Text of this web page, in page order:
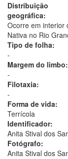
Distribuição
geográfica:
Ocorre em interior
Nativa no Rio
Tipo de folha:
-
Margem do limbo:
-
Filotaxia:
-
Forma de vida:
Terrícola
Identificador:
Anita Stival dos
Fotógrafo:
Anita Stival dos